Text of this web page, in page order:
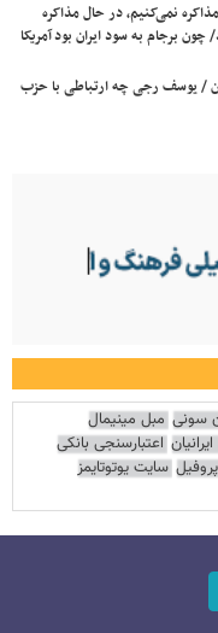
نمی‌کنیم، در حال مذاکره
برجام به سود ایران بود آمریکا
/ یوسف رجی چه ارتباطی با حزب
سونی مبل مینیمال
اعتبارسنجی بانکی
سایت یوتوتایمز